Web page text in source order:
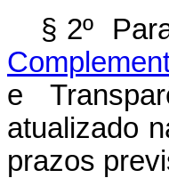
§ 2º
e
atualizado
prazos